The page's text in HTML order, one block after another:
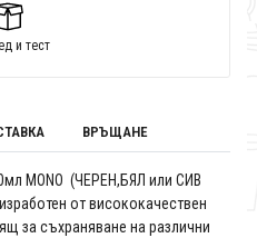
и тест
ВРЪЩАНЕ
MONO (ЧЕРЕН,БЯЛ или СИВ
от висококачествен
за съхраняване на различни